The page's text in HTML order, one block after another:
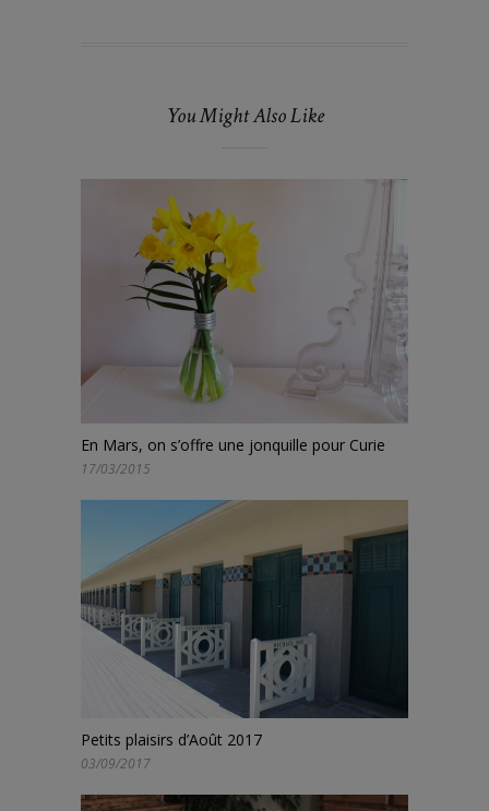
You Might Also Like
En Mars, on s’offre une jonquille pour Curie
17/03/2015
Petits plaisirs d’Août 2017
03/09/2017